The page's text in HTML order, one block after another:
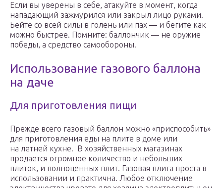
Если вы уверены в себе, атакуйте в момент, когда
нападающий зажмурился или закрыл лицо руками.
Бейте со всей силы в голень или пах — и бегите как
можно быстрее. Помните: баллончик — не оружие
победы, а средство самообороны.
Использование газового баллона
на даче
Для приготовления пищи
Прежде всего газовый баллон можно «приспособить»
для приготовления еды на плите в доме или
на летней кухне. В хозяйственных магазинах
продается огромное количество и небольших
плиток, и полноценных плит. Газовая плита проста в
использовании и практична. Любое отключение